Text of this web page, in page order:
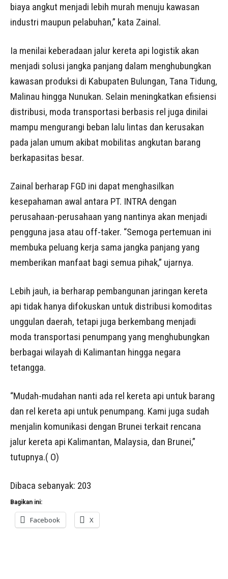
biaya angkut menjadi lebih murah menuju kawasan
industri maupun pelabuhan,” kata Zainal.
Ia menilai keberadaan jalur kereta api logistik akan
menjadi solusi jangka panjang dalam menghubungkan
kawasan produksi di Kabupaten Bulungan, Tana Tidung,
Malinau hingga Nunukan. Selain meningkatkan efisiensi
distribusi, moda transportasi berbasis rel juga dinilai
mampu mengurangi beban lalu lintas dan kerusakan
pada jalan umum akibat mobilitas angkutan barang
berkapasitas besar.
Zainal berharap FGD ini dapat menghasilkan
kesepahaman awal antara PT. INTRA dengan
perusahaan-perusahaan yang nantinya akan menjadi
pengguna jasa atau off-taker. “Semoga pertemuan ini
membuka peluang kerja sama jangka panjang yang
memberikan manfaat bagi semua pihak,” ujarnya.
Lebih jauh, ia berharap pembangunan jaringan kereta
api tidak hanya difokuskan untuk distribusi komoditas
unggulan daerah, tetapi juga berkembang menjadi
moda transportasi penumpang yang menghubungkan
berbagai wilayah di Kalimantan hingga negara
tetangga.
“Mudah-mudahan nanti ada rel kereta api untuk barang
dan rel kereta api untuk penumpang. Kami juga sudah
menjalin komunikasi dengan Brunei terkait rencana
jalur kereta api Kalimantan, Malaysia, dan Brunei,”
tutupnya.( O)
Dibaca sebanyak: 203
Bagikan ini:
Facebook X